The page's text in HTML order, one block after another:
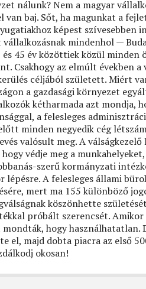
nálunk? Nem a magyar
van baj. Sőt, ha magunkat a
képest szívesebben
mindenhol —
45 év közöttiek közül minden
Csakhogy az elmúlt években a
céljából született. Miért
a gazdasági környezet
kétharmada azt mondja,
a felesleges
minden negyedik cég
valósult meg. A
védje meg a munkahelyeket,
szerű kormányzati
A felesleges állami
mert ma 155 különböző
köszönhette
próbált szerencsét.
hogy használhatatlan.
el, majd dobta piacra az első
okosan!